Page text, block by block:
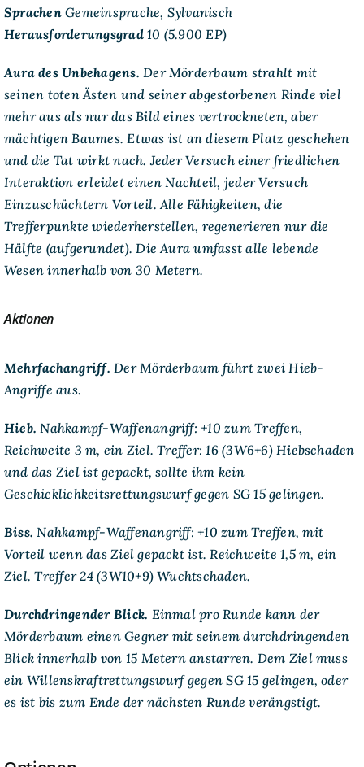
SprachenGemeinsprache, Sylvanisch
Herausforderungsgrad10 (5.900 EP)
Aura des Unbehagens. Der Mörderbaum strahlt mit
seinen toten Ästen und seiner abgestorbenen Rinde viel
mehr aus als nur das Bild eines vertrockneten, aber
mächtigen Baumes. Etwas ist an diesem Platz geschehen
und die Tat wirkt nach. Jeder Versuch einer friedlichen
Interaktion erleidet einen Nachteil, jeder Versuch
Einzuschüchtern Vorteil. Alle Fähigkeiten, die
Trefferpunkte wiederherstellen, regenerieren nur die
Hälfte (aufgerundet). Die Aura umfasst alle lebende
Wesen innerhalb von 30 Metern.
Aktionen
Mehrfachangriff.Der Mörderbaum führt zwei Hieb-
Angriffe aus.
Hieb.Nahkampf-Waffenangriff: +10 zum Treffen,
Reichweite 3 m, ein Ziel.Treffer: 16 (3W6+6) Hiebschaden
und das Ziel ist gepackt, sollte ihm kein
Geschicklichkeitsrettungswurf gegen SG 15 gelingen.
Biss. Nahkampf-Waffenangriff: +10 zum Treffen, mit
Vorteil wenn das Ziel gepackt ist. Reichweite 1,5 m, ein
Ziel. Treffer 24 (3W10+9) Wuchtschaden.
Durchdringender Blick. Einmal pro Runde kann der
Mörderbaum einen Gegner mit seinem durchdringenden
Blick innerhalb von 15 Metern anstarren. Dem Ziel muss
ein Willenskraftrettungswurf gegen SG 15 gelingen, oder
es ist bis zum Ende der nächsten Runde verängstigt.